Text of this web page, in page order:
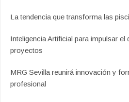
La tendencia que transforma las
Inteligencia Artificial para impulsar el
proyectos
MRG Sevilla reunirá innovación y
profesional